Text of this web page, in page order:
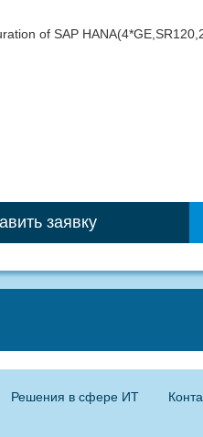
of SAP
заявку
Решения в сфере ИТ